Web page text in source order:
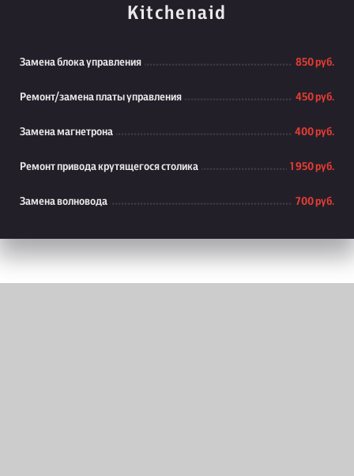
Kitchenaid
Замена блока управления 850 руб.
Ремонт/замена платы управления 450 руб.
Замена магнетрона 400 руб.
Ремонт привода крутящегося столика 1 950 руб.
Замена волновода 700 руб.